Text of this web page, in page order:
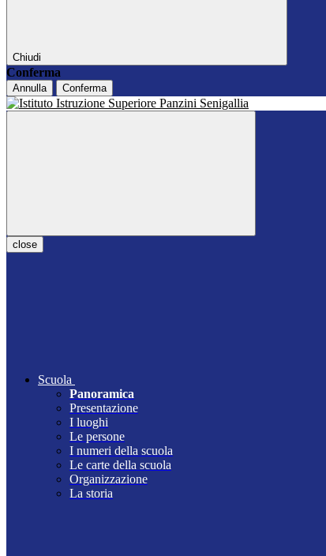
Chiudi
Conferma
Annulla Conferma
close
Scuola
Panoramica
Presentazione
I luoghi
Le persone
I numeri della scuola
Le carte della scuola
Organizzazione
La storia